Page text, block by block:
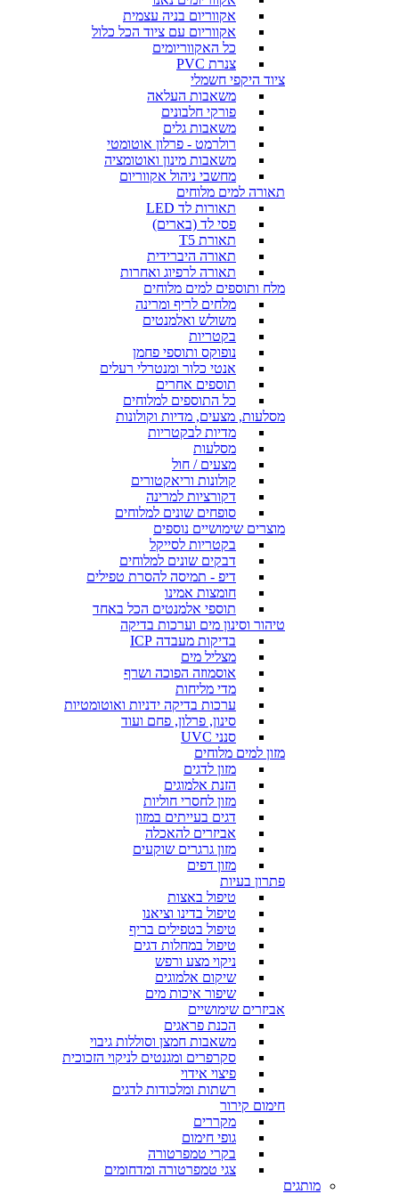
אקווריום בניה עצמית
אקווריום עם ציוד הכל כלול
כל האקווריומים
צנרת PVC
ציוד היקפי חשמלי
משאבות העלאה
פורקי חלבונים
משאבות גלים
רולרמט - פרלון אוטומטי
משאבות מינון ואוטומציה
מחשבי ניהול אקווריום
תאורה למים מלוחים
תאורות לד LED
פסי לד (בארים)
תאורת T5
תאורה היברידית
תאורה לרפיוג ואחרות
מלח ותוספים למים מלוחים
מלחים לריף ומרינה
משולש ואלמנטים
בקטריות
נופוקס ותוספי פחמן
אנטי כלור ומנטרלי רעלים
תוספים אחרים
כל התוספים למלוחים
מסלעות, מצעים, מדיות וקולונות
מדיות לבקטריות
מסלעות
מצעים / חול
קולונות וריאקטורים
דקורציות למרינה
סופחים שונים למלוחים
מוצרים שימושיים נוספים
בקטריות לסייקל
דבקים שונים למלוחים
דיפ - תמיסה להסרת טפילים
חומצות אמינו
תוספי אלמנטים הכל באחד
טיהור וסינון מים וערכות בדיקה
בדיקות מעבדה ICP
מצליל מים
אוסמוזה הפוכה ושרף
מדי מליחות
ערכות בדיקה ידניות ואוטומטיות
סינון, פרלון, פחם ועוד
סנני UVC
מזון למים מלוחים
מזון לדגים
הזנת אלמוגים
מזון לחסרי חוליות
דגים בעייתים במזון
אביזרים להאכלה
מזון גרגרים שוקעים
מזון דפים
פתרון בעיות
טיפול באצות
טיפול בדינו וציאנו
טיפול בטפילים בריף
טיפול במחלות דגים
ניקוי מצע ורפש
שיקום אלמוגים
שיפור איכות מים
אביזרים שימושיים
הכנת פראגים
משאבות חמצן וסוללות גיבוי
סקרפרים ומגנטים לניקוי הזכוכית
פיצוי אידוי
רשתות ומלכודות לדגים
חימום קירור
מקררים
גופי חימום
בקרי טמפרטורה
צגי טמפרטורה ומדחומים
מותגים